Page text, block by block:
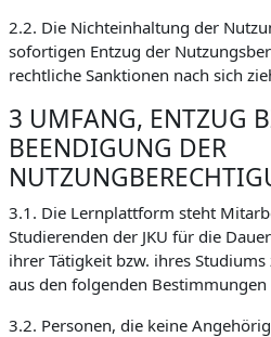
2.2. Die Nichteinhaltung der
sofortigen Entzug der
rechtliche Sanktionen nach sich
3 UMFANG, ENTZUG
BEENDIGUNG DER
3.1. Die Lernplattform steht
Studierenden der JKU für die
ihrer Tätigkeit bzw. ihres
aus den folgenden
3.2. Personen, die keine